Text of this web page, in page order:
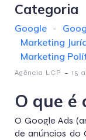
Categoria
Google -
Marketing
Marketing
Agência LCP - 15
O que é
O Google Ads
de anúncios do